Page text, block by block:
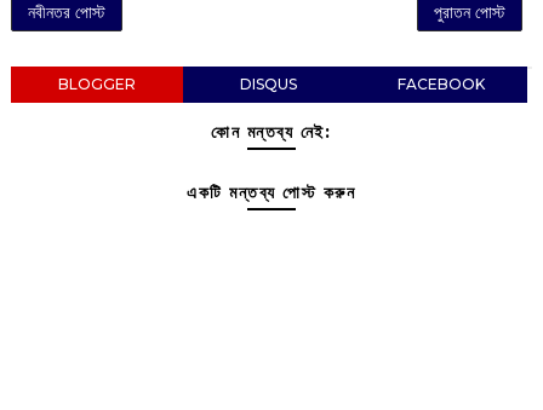
নবীনতর পোস্ট পুরাতন পোস্ট
BLOGGER DISQUS FACEBOOK
কোন মন্তব্য নেই:
একটি মন্তব্য পোস্ট করুন